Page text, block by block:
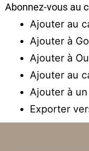
Abonnez-vous au
Ajouter au
Ajouter à
Ajouter à
Ajouter au
Ajouter à
Exporter